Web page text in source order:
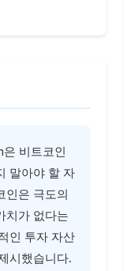
비트코인
말아야 할 자
인은 극도의
치가 없다는
인 투자 자산
시했습니다.